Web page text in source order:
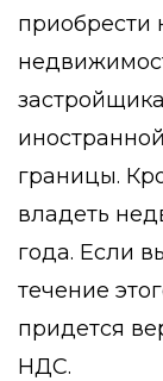
приобрести
границы.
владеть
года. Если
течение
придется
НДС.